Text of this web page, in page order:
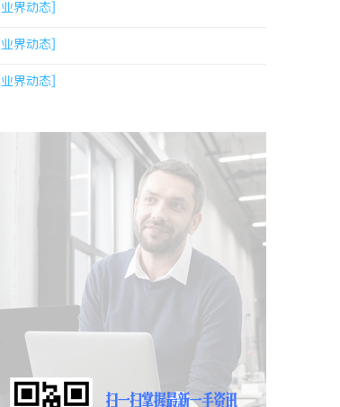
[业界动态]
[业界动态]
[业界动态]